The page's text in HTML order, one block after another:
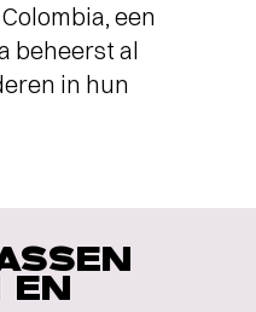
een
beheerst al
in hun
EN